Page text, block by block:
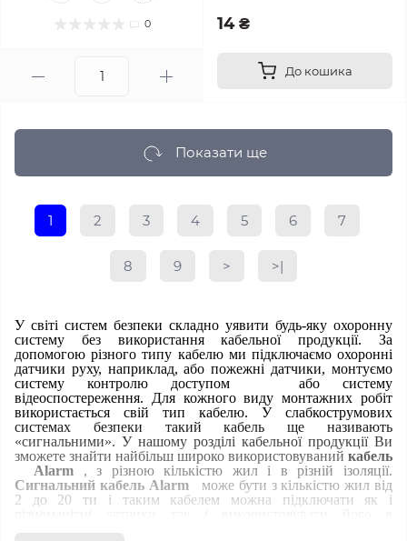
0 14 ₴
До кошика
Показати ще
1 2 3 4 5 6 7
8 9 > >|
У світі систем безпеки складно уявити будь-яку охоронну
систему без використання кабельної продукції. За
допомогою різного типу кабелю ми підключаємо охоронні
датчики руху, наприклад, або пожежні датчики, монтуємо
систему контролю доступом
або систему
відеоспостереження. Для кожного виду монтажних робіт
використається свій тип кабелю. У слабкострумових
системах безпеки такий кабель ще називають
«сигнальними». У нашому розділі кабельної продукції Ви
зможете знайти найбільш широко використовуваний кабель
Alarm , з різною кількістю жил і в різній ізоляції.
Сигнальний кабель Alarm
може бути з кількістю жил від
2 до 20 ти і таким кабелем можна підключати як і